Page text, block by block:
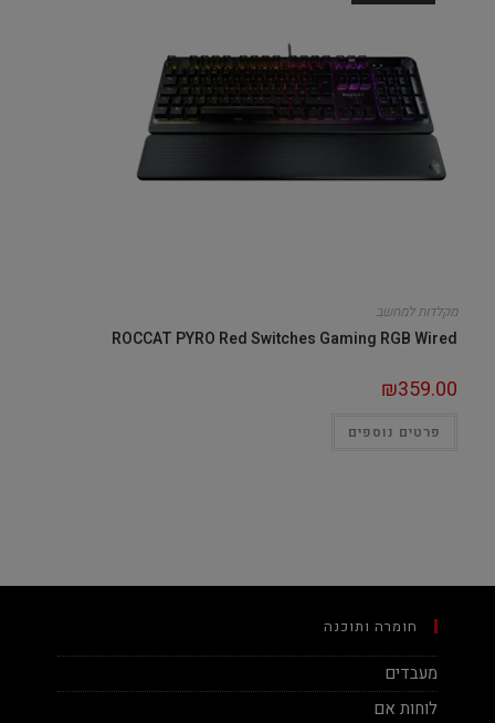
מקלדות למחשב
ROCCAT PYRO Red Switches Gaming RGB Wired
₪359.00
פרטים נוספים
חומרה ותוכנה
מעבדים
לוחות אם